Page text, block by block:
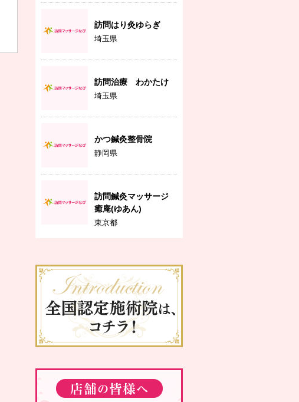
訪問はり灸ゆらぎ
埼玉県
訪問治療 わかたけ
埼玉県
かつ鍼灸整骨院
静岡県
訪問鍼灸マッサージ
癒庵(ゆあん)
東京都